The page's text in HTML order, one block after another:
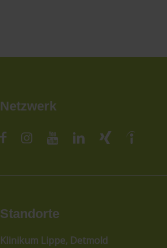
Netzwerk
Standorte
Klinikum Lippe, Detmold